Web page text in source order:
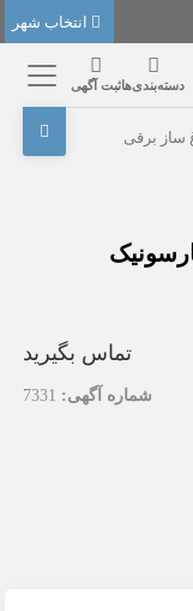
دسته‌بندی‌هاثبت آگهی
ساز برقی
تماس بگیرید
شماره آگهی: 7331